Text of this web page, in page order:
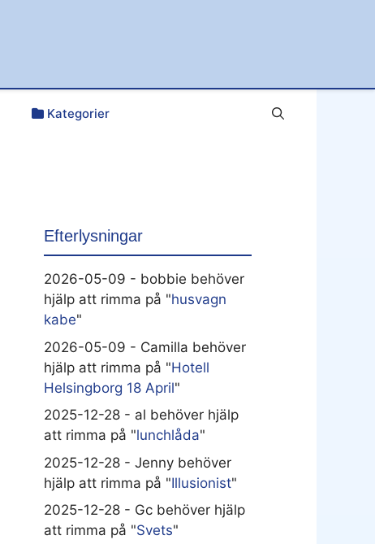
Kategorier
Efterlysningar
2026-05-09 - bobbie behöver
hjälp att rimma på "husvagn
kabe"
2026-05-09 - Camilla behöver
hjälp att rimma på "Hotell
Helsingborg 18 April"
2025-12-28 - al behöver hjälp
att rimma på "lunchlåda"
2025-12-28 - Jenny behöver
hjälp att rimma på "Illusionist"
2025-12-28 - Gc behöver hjälp
att rimma på "Svets"